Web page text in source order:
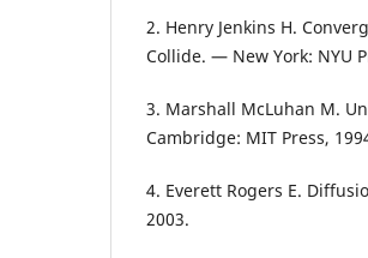
2. Henry Jenkins H.
Collide. — New York: NYU
3. Marshall McLuhan M.
Cambridge: MIT Press,
4. Everett Rogers E.
2003.